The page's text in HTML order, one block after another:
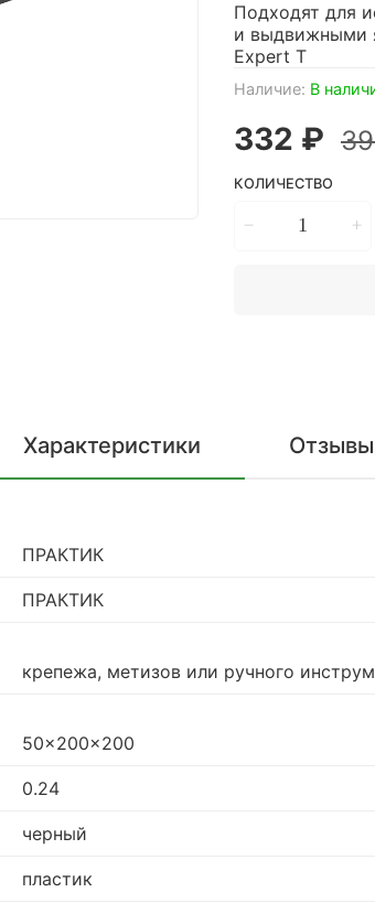
Наличие: В
332 ₽
КОЛИЧЕСТВО
Подходят для
и выдвижными
Expert T
Характеристики Отзывы
ПРАКТИК
ПРАКТИК
крепежа, метизов или ручного
50x200x200
0.24
черный
пластик